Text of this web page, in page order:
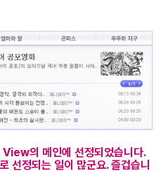
의 메인에 선정되었습니다.
선정되는 일이 많군요. 즐겁습니